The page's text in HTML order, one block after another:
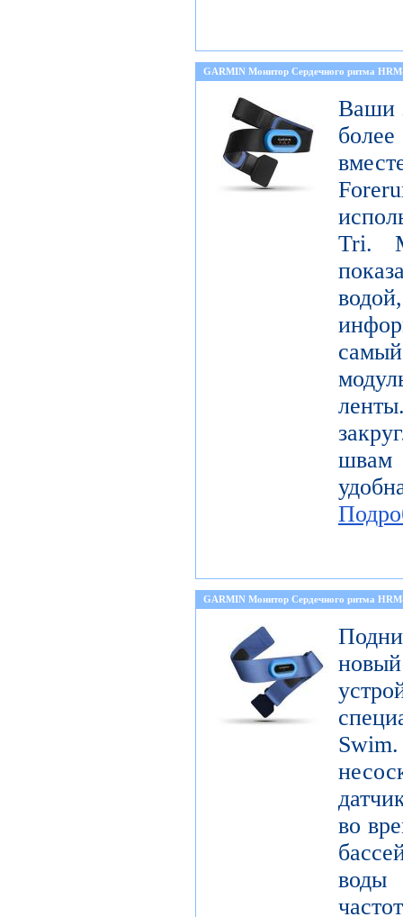
GARMIN Монитор Сердечного ритма
Ваши
Tri.
швам
GARMIN Монитор Сердечного ритма
во
воды